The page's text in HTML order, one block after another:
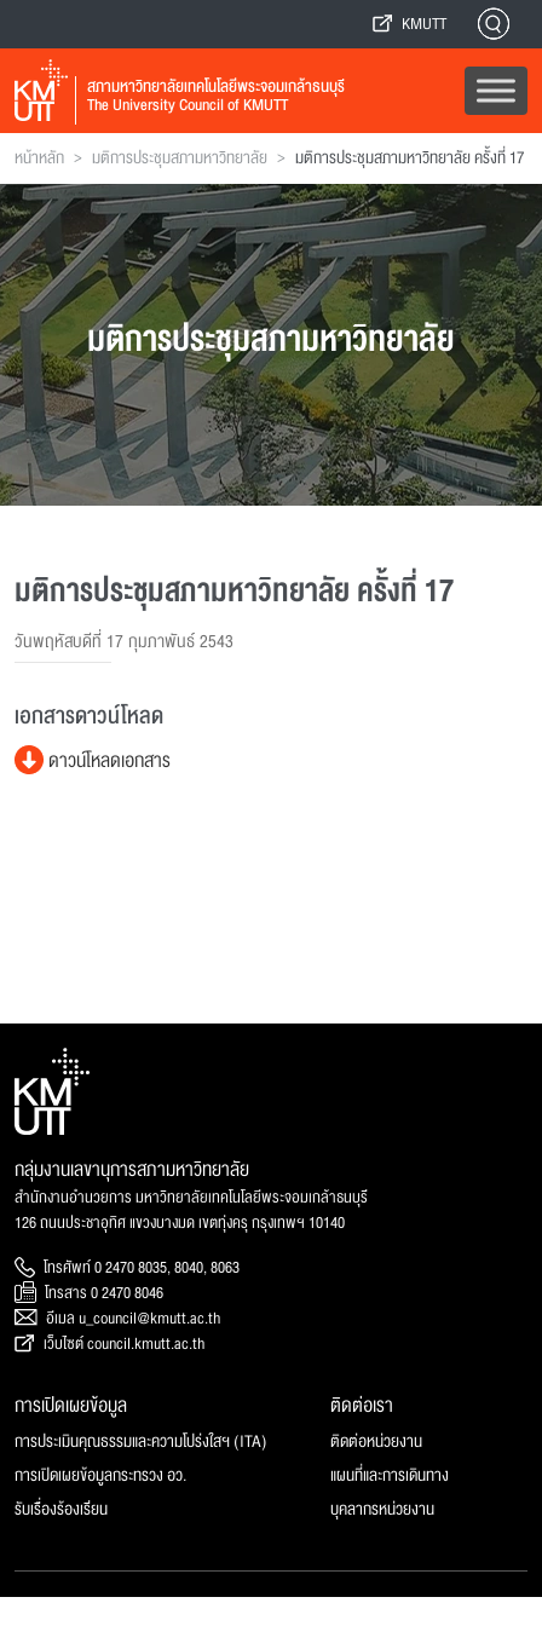
KMUTT
สภามหาวิทยาลัยเทคโนโลยีพระจอมเกล้าธนบุรี
The University Council of KMUTT
หน้าหลัก > มติการประชุมสภามหาวิทยาลัย > มติการประชุมสภามหาวิทยาลัย ครั้งที่ 17
มติการประชุมสภามหาวิทยาลัย
มติการประชุมสภามหาวิทยาลัย ครั้งที่ 17
วันพฤหัสบดีที่ 17 กุมภาพันธ์ 2543
เอกสารดาวน์โหลด
ดาวน์โหลดเอกสาร
กลุ่มงานเลขานุการสภามหาวิทยาลัย
สำนักงานอำนวยการ มหาวิทยาลัยเทคโนโลยีพระจอมเกล้าธนบุรี
126 ถนนประชาอุทิศ แขวงบางมด เขตทุ่งครุ กรุงเทพฯ 10140
โทรศัพท์ 0 2470 8035, 8040, 8063
โทรสาร 0 2470 8046
อีเมล u_council@kmutt.ac.th
เว็บไซต์ council.kmutt.ac.th
การเปิดเผยข้อมูล
การประเมินคุณธรรมและความโปร่งใสฯ (ITA)
การเปิดเผยข้อมูลกระทรวง อว.
รับเรื่องร้องเรียน
ติดต่อเรา
ติดต่อหน่วยงาน
แผนที่และการเดินทาง
บุคลากรหน่วยงาน